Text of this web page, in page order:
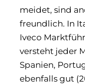
meidet, sind
freundlich. In
Iveco
versteht jeder
Spanien,
ebenfalls gut